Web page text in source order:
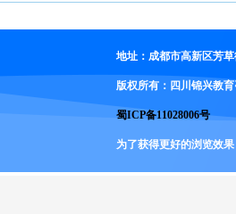
地址：成都市高新区芳草
版权所有：四川锦兴教
蜀ICP备11028006号
为了获得更好的浏览效